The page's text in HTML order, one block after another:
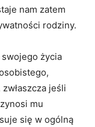
nam zatem
rodziny.
życia
jeśli
mu
się w ogólną